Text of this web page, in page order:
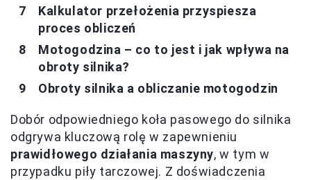
Kalkulator przełożenia przyspiesza
proces obliczeń
Motogodzina – co to jest i jak wpływa na
obroty silnika?
Obroty silnika a obliczanie motogodzin
Dobór odpowiedniego koła pasowego do silnika
odgrywa kluczową rolę w zapewnieniu
prawidłowego działania maszyny, w tym w
przypadku piły tarczowej. Z doświadczenia